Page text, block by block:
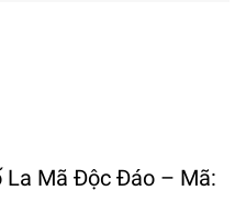
La Mã Độc Đáo – Mã: